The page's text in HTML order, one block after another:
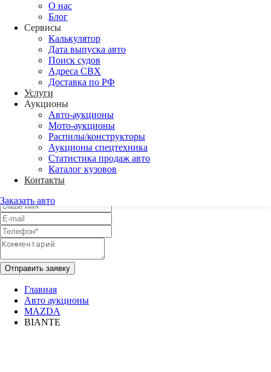
Back
Аукционы
Авто-аукционы
Мото-аукционы
Распилы/конструкторы
Аукционы спецтехника
Статистика продаж авто
Каталог кузовов
О нас
Блог
Сервисы
Калькулятор
Дата выпуска авто
Поиск судов
Адреса СВХ
Доставка по РФ
Услуги
Аукционы
Авто-аукционы
Мото-аукционы
Распилы/конструкторы
Аукционы спецтехника
Статистика продаж авто
Каталог кузовов
Контакты
Заказать авто
Напишите нам
Оставьте заявку и с Вами свяжется менеджер для уточнения всех
Либо самостоятельно
Отправить заявку
Главная
Авто аукционы
MAZDA
BIANTE